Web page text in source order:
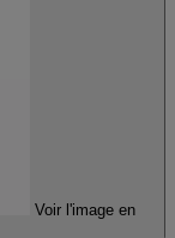
Voir l'image en